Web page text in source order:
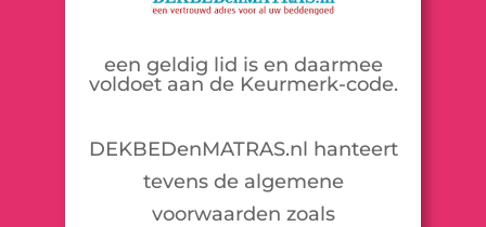
een geldig lid is en daarmee
voldoet aan de Keurmerk-code.
DEKBEDenMATRAS.nl hanteert
tevens de algemene
voorwaarden zoals